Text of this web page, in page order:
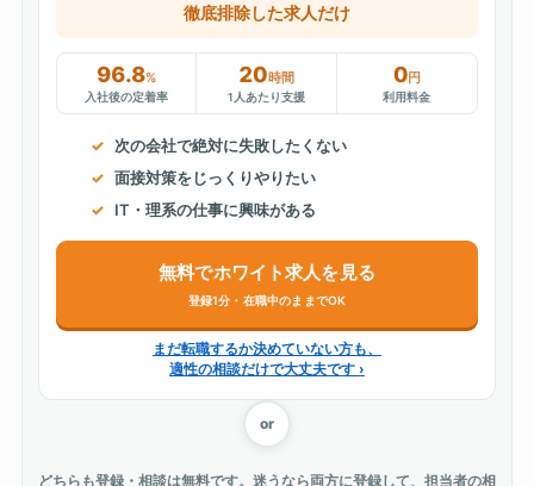
or
徹底排除した求人だけ
96.8%
入社後の定着率
20時間
1人あたり支援
0円
利用料金
次の会社で絶対に失敗したくない
面接対策をじっくりやりたい
IT・理系の仕事に興味がある
無料でホワイト求人を見る
登録1分・在職中のままでOK
まだ転職するか決めていない方も、
適性の相談だけで大丈夫です ›
どちらも登録・相談は無料です。迷うなら両方に登録して、担当者の相